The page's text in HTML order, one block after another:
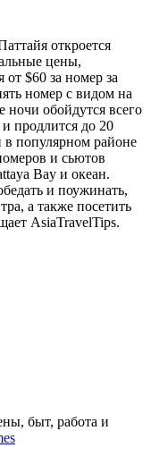
откроется
цены,
$60 за номер за
номер с видом на
ночи обойдутся всего
продлится до 20
в популярном районе
и сьютов
Bay и океан.
и поужинать,
а также посетить
AsiaTravelTips.
быт, работа и